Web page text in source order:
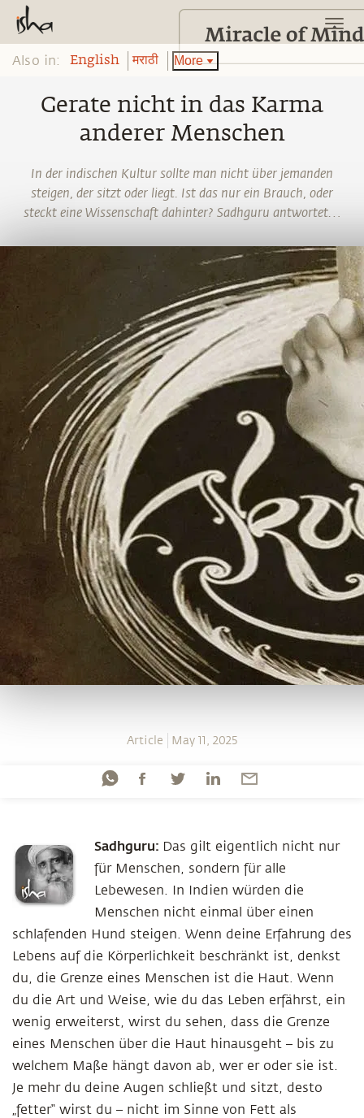
Also in: English मराठी More
Gerate nicht in das Karma
anderer Menschen
In der indischen Kultur sollte man nicht über jemanden
steigen, der sitzt oder liegt. Ist das nur ein Brauch, oder
steckt eine Wissenschaft dahinter? Sadhguru antwortet…
Article May 11, 2025
Sadhguru: Das gilt eigentlich nicht nur
für Menschen, sondern für alle
Lebewesen. In Indien würden die
Menschen nicht einmal über einen
schlafenden Hund steigen. Wenn deine Erfahrung des
Lebens auf die Körperlichkeit beschränkt ist, denkst
du, die Grenze eines Menschen ist die Haut. Wenn
du die Art und Weise, wie du das Leben erfährst, ein
wenig erweiterst, wirst du sehen, dass die Grenze
eines Menschen über die Haut hinausgeht – bis zu
welchem Maße hängt davon ab, wer er oder sie ist.
Je mehr du deine Augen schließt und sitzt, desto
„fetter“ wirst du – nicht im Sinne von Fett als